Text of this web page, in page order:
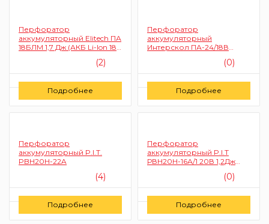
Перфоратор
аккумуляторный Elitech ПА
18БЛМ 1,7 Дж (АКБ Li-Ion 18
(2)
Заказать
Подробнее
Перфоратор
аккумуляторный
Интерскол ПА-24/18В
(0)
Заказать
Подробнее
Перфоратор
аккумуляторный P.I.T.
PBH20H-22A
(4)
Заказать
Подробнее
Перфоратор
аккумуляторный P.I.T
РВН20Н-16А/1 20В 1,2Дж
кейс)
(0)
Заказать
Подробнее